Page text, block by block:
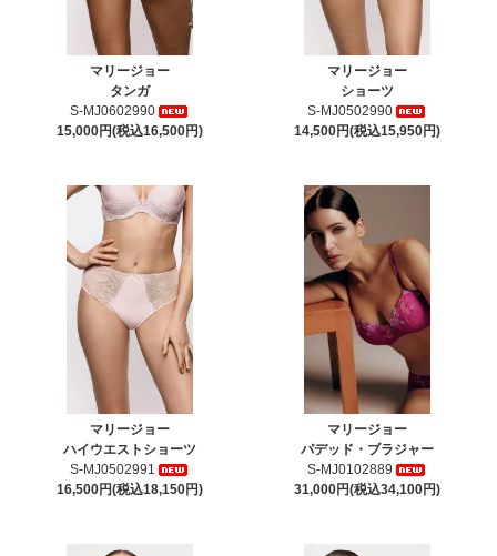
マリージョー
タンガ
S-MJ0602990
15,000円(税込16,500円)
マリージョー
ショーツ
S-MJ0502990
14,500円(税込15,950円)
マリージョー
ハイウエストショーツ
S-MJ0502991
16,500円(税込18,150円)
マリージョー
パデッド・ブラジャー
S-MJ0102889
31,000円(税込34,100円)